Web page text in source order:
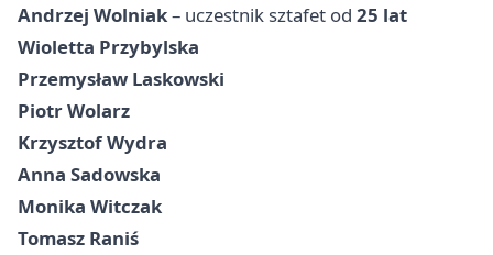
Andrzej Wolniak– uczestnik sztafet od 25 lat
Wioletta Przybylska
Przemysław Laskowski
Piotr Wolarz
Krzysztof Wydra
Anna Sadowska
Monika Witczak
Tomasz Raniś